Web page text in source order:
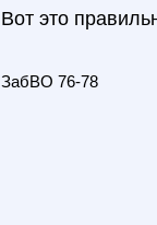
Вот это
ЗабВО 76-78